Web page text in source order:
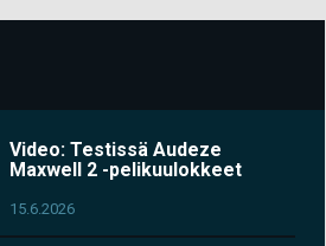
Video: Testissä Audeze
Maxwell 2 -pelikuulokkeet
15.6.2026